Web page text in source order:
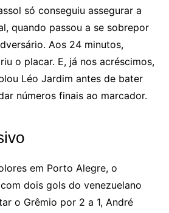
só conseguiu assegurar a
quando passou a se sobrepor
Aos 24 minutos,
o placar. E, já nos acréscimos,
Léo Jardim antes de bater
números finais ao marcador.
em Porto Alegre, o
dois gols do venezuelano
o Grêmio por 2 a 1, André